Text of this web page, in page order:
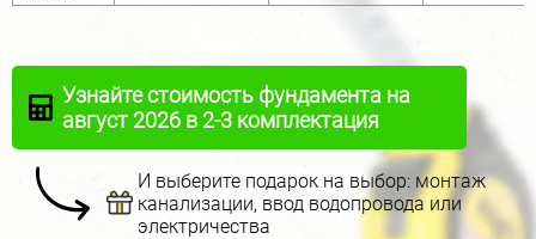
Узнайте стоимость фундамента на
август 2026 в 2-3 комплектация
И выберите подарок на выбор: монтаж
канализации, ввод водопровода или
электричества